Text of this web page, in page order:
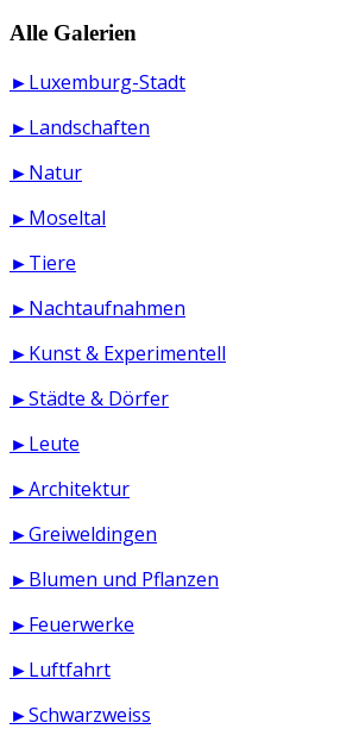
Alle Galerien
►Luxemburg-Stadt
►Landschaften
►Natur
►Moseltal
►Tiere
►Nachtaufnahmen
►Kunst & Experimentell
►Städte & Dörfer
►Leute
►Architektur
►Greiweldingen
►Blumen und Pflanzen
►Feuerwerke
►Luftfahrt
►Schwarzweiss